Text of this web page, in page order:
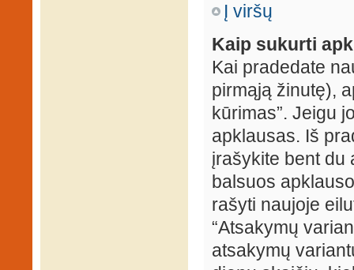
Į viršų
Kaip sukurti
Kai pradedate
pirmąją žinutę),
kūrimas”. Jeigu
apklausas. Iš
įrašykite bent du
balsuos
rašyti naujoje
“Atsakymų
atsakymų